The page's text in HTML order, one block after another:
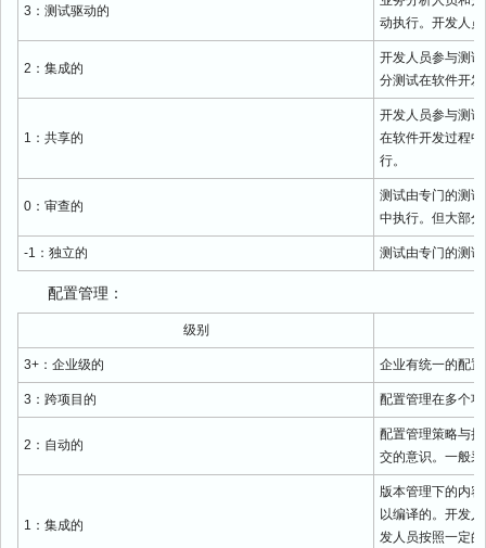
3：测试驱动的
动执行。开发人
2：集成的
开发人员参与测
分测试在软件开
1：共享的
开发人员参与测
在软件开发过程
行。
0：审查的
测试由专门的测
中执行。但大部
-1：独立的 测试由专门的测
配置管理：
级别
3+：企业级的 企业有统一的配
3：跨项目的 配置管理在多个
2：自动的
配置管理策略与
交的意识。一般
1：集成的
版本管理下的内
以编译的。开发
发人员按照一定